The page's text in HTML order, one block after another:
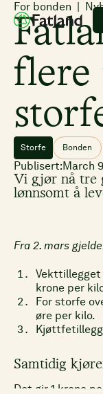
For bonden
flere
Storfe Bonden
Publisert:March
Vi gjør nå tre
lønnsomt å
Fra 2. mars
Vekttillegget
krone per
For storfe
øre per kilo.
Samtidig
Det gir 1 krone